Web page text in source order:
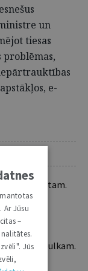
un
tiesas
e-
abonentam.
lasītāju pulkam.
Ar Jūsu
–
Jūs